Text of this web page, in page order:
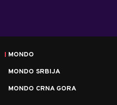
MONDO
MONDO SRBIJA
MONDO CRNA GORA